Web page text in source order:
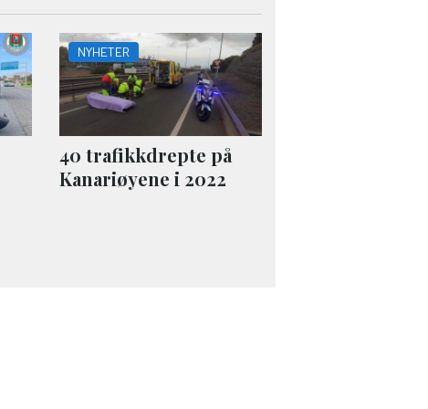
NYHETER
40 trafikkdrepte på
Kanariøyene i 2022